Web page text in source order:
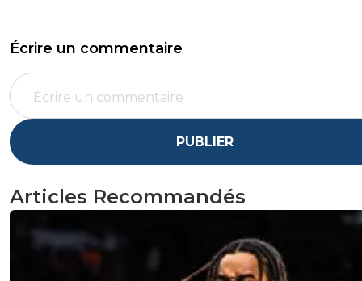
Écrire un commentaire
PUBLIER
Articles Recommandés